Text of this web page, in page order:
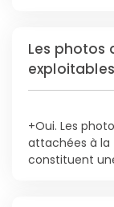
Les photos
+Oui. Les
attachées à la
constituent